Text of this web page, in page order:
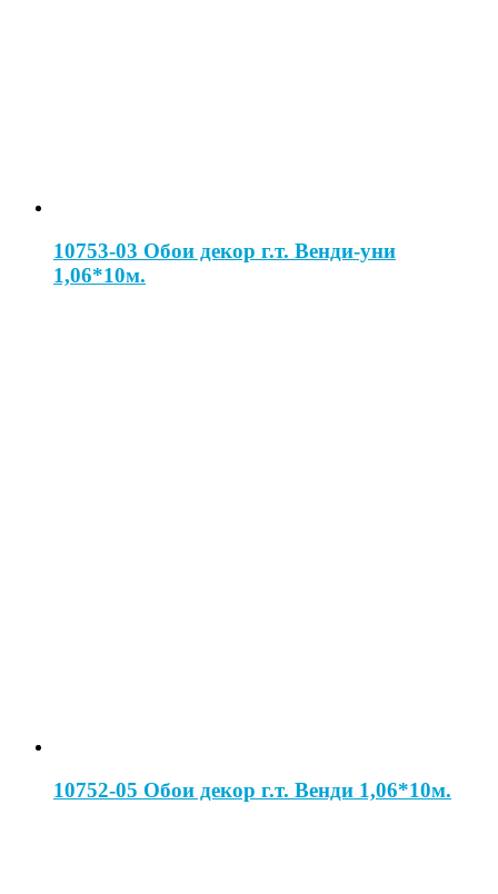
10753-03 Обои декор г.т. Венди-уни
1,06*10м.
10752-05 Обои декор г.т. Венди 1,06*10м.